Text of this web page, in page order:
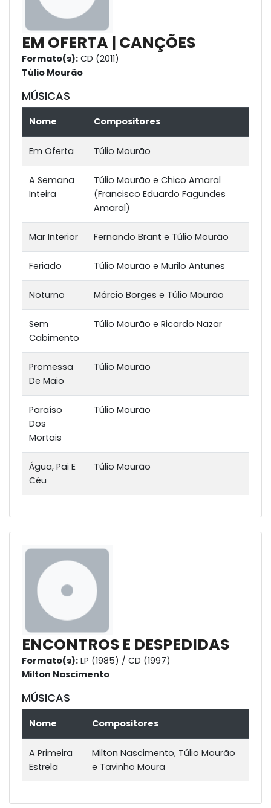
EM OFERTA | CANÇÕES
Formato(s): CD (2011)
Túlio Mourão
MÚSICAS
Nome Compositores
Em Oferta Túlio Mourão
A Semana
Inteira
Túlio Mourão e Chico Amaral
(Francisco Eduardo Fagundes
Amaral)
Mar Interior Fernando Brant e Túlio Mourão
Feriado Túlio Mourão e Murilo Antunes
Noturno Márcio Borges e Túlio Mourão
Sem
Cabimento
Túlio Mourão e Ricardo Nazar
Promessa
De Maio
Túlio Mourão
Paraíso
Dos
Mortais
Túlio Mourão
Água, Pai E
Céu
Túlio Mourão
ENCONTROS E DESPEDIDAS
Formato(s): LP (1985) / CD (1997)
Milton Nascimento
MÚSICAS
Nome Compositores
A Primeira
Estrela
Milton Nascimento, Túlio Mourão
e Tavinho Moura